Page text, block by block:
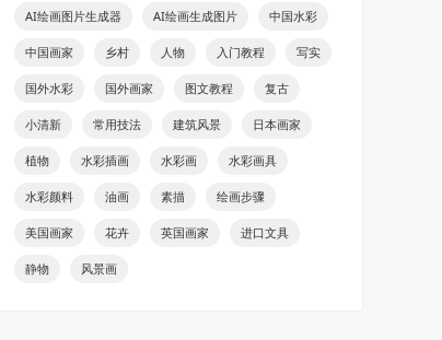
AI绘画图片生成器 AI绘画生成图片 中国水彩
中国画家 乡村 人物 入门教程 写实
国外水彩 国外画家 图文教程 复古
小清新 常用技法 建筑风景 日本画家
植物 水彩插画 水彩画 水彩画具
水彩颜料 油画 素描 绘画步骤
美国画家 花卉 英国画家 进口文具
静物 风景画